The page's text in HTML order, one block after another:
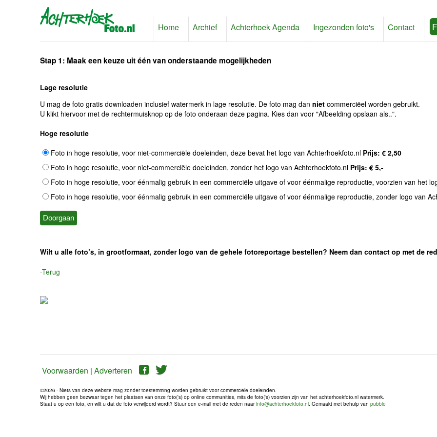
Home Archief Achterhoek Agenda Ingezonden foto's Contact
Stap 1: Maak een keuze uit één van onderstaande mogelijkheden
Lage resolutie
U mag de foto gratis downloaden inclusief watermerk in lage resolutie. De foto mag dan niet commerciëel worden gebruikt.
U klikt hiervoor met de rechtermuisknop op de foto onderaan deze pagina. Kies dan voor "Afbeelding opslaan als..".
Hoge resolutie
Foto in hoge resolutie, voor niet-commerciële doeleinden, deze bevat het logo van Achterhoekfoto.nl Prijs: € 2,50
Foto in hoge resolutie, voor niet-commerciële doeleinden, zonder het logo van Achterhoekfoto.nl Prijs: € 5,-
Foto in hoge resolutie, voor éénmalig gebruik in een commerciële uitgave of voor éénmalige reproductie, voorzien van het
Foto in hoge resolutie, voor éénmalig gebruik in een commerciële uitgave of voor éénmalige reproductie, zonder logo van
Wilt u alle foto’s, in grootformaat, zonder logo van de gehele fotoreportage bestellen? Neem dan contact op met de
-Terug
Voorwaarden | Adverteren
©2026 - Niets van deze website mag zonder toestemming worden gebruikt voor commerciële doeleinden.
Wij hebben geen bezwaar tegen het plaatsen van onze foto('s) op online communities, mits de foto('s) voorzien zijn van het achterhoekfoto.nl watermerk.
Staat u op een foto, en wilt u dat de foto verwijderd wordt? Stuur een e-mail met de reden naarinfo@achterhoekfoto.nl. Gemaakt met behulp van pubble